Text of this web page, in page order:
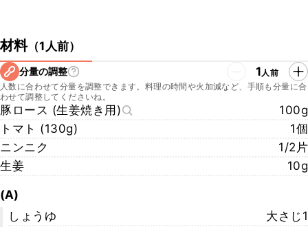
材料（1人前）
分量の調整 1人前
人数に合わせて分量を調整できます。料理の時間や火加減など、手順も分量に合
わせて調整してくださいね。
豚ロース (生姜焼き用)
100g
トマト (130g)
1個
ニンニク
1/2片
生姜
10g
(A)
しょうゆ
大さじ1